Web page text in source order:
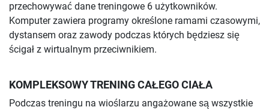
przechowywać dane treningowe 6 użytkowników.
Komputer zawiera programy określone ramami czasowymi,
dystansem oraz zawody podczas których będziesz się
ścigał z wirtualnym przeciwnikiem.
KOMPLEKSOWY TRENING CAŁEGO CIAŁA
Podczas treningu na wioślarzu angażowane są wszystkie